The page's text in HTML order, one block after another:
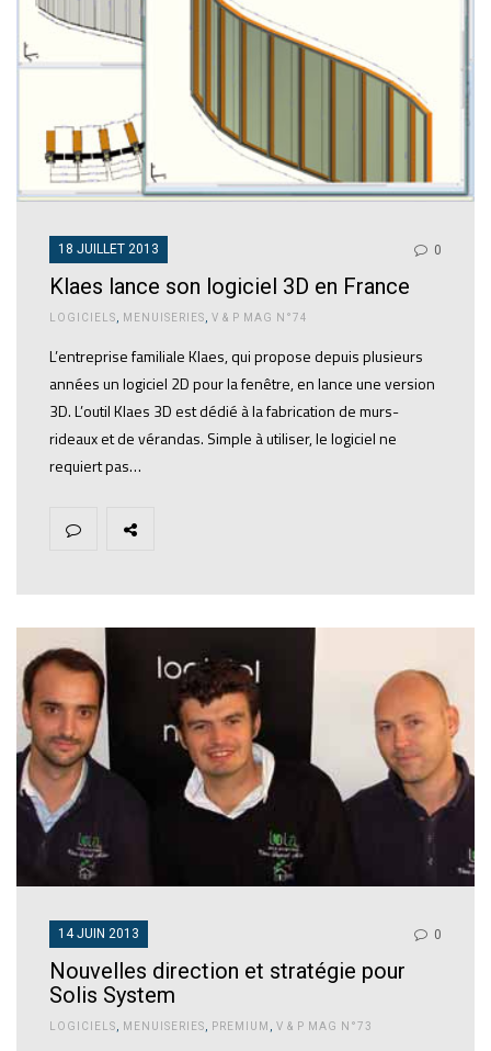
18 JUILLET 2013 0
Klaes lance son logiciel 3D en France
LOGICIELS MENUISERIES V & P MAG N°74
L’entreprise familiale Klaes, qui propose depuis plusieurs
années un logiciel 2D pour la fenêtre, en lance une version
3D. L’outil Klaes 3D est dédié à la fabrication de murs-
rideaux et de vérandas. Simple à utiliser, le logiciel ne
requiert pas…
14 JUIN 2013 0
Nouvelles direction et stratégie pour
Solis System
LOGICIELS MENUISERIES PREMIUM V & P MAG N°73